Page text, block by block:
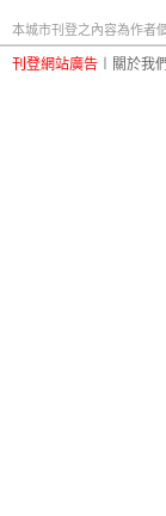
本城市刊登之內容為作者
刊登網站廣告 關於我